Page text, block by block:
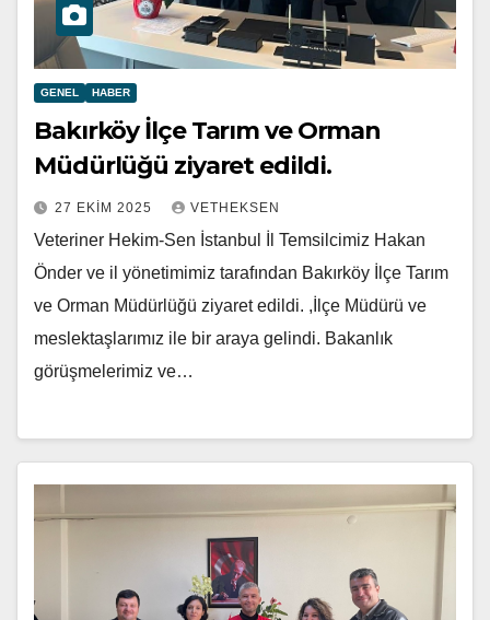
GENEL HABER
Bakırköy İlçe Tarım ve Orman
Müdürlüğü ziyaret edildi.
27 EKIM 2025 VETHEKSEN
Veteriner Hekim-Sen İstanbul İl Temsilcimiz Hakan
Önder ve il yönetimimiz tarafından Bakırköy İlçe Tarım
ve Orman Müdürlüğü ziyaret edildi. ,İlçe Müdürü ve
meslektaşlarımız ile bir araya gelindi. Bakanlık
görüşmelerimiz ve…